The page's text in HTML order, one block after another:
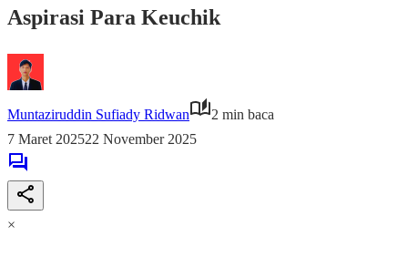
Aspirasi Para Keuchik
Muntaziruddin Sufiady Ridwan
2 min baca
7 Maret 202522 November 2025
×